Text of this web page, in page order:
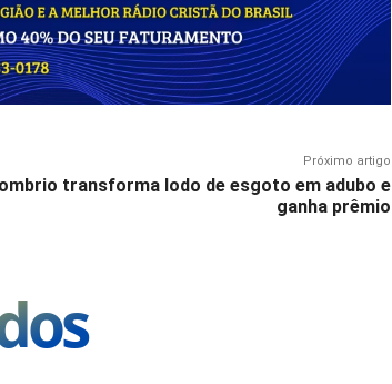
Próximo artigo
transforma lodo de esgoto em adubo e
ganha prêmio